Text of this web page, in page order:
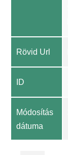
Rövid Url
ID
Módosítás
dátuma